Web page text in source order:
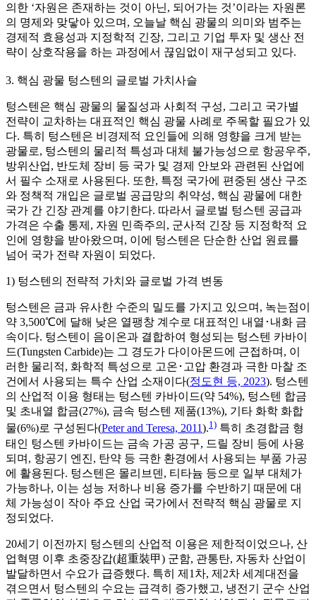
의한 ‘자원은 존재하는 것이 아닌, 되어가는 것’이라는 자원론
의 명제와 맞닿아 있으며, 오늘날 핵심 광물의 의미와 범주는
경제적 효용성과 지정학적 긴장, 그리고 기업 투자 및 생산 전
략이 상호작용을 하는 과정에서 끊임없이 재구성되고 있다.
3. 핵심 광물 텅스텐의 글로벌 가치사슬
텅스텐은 핵심 광물의 물질성과 사회적 구성, 그리고 국가별
전략이 교차하는 대표적인 핵심 광물 사례로 주목할 필요가 있
다. 특히 텅스텐은 비경제적 요인들에 의해 영향을 크게 받는
광물로, 텅스텐의 물리적 특성과 대체 불가능성으로 항공우주,
방위산업, 반도체 장비 등 국가 및 경제 안보와 관련된 산업에
서 필수 소재로 사용된다. 또한, 특정 국가에 편중된 생산 구조
와 정책적 개입은 글로벌 공급망의 취약성, 핵심 광물에 대한
국가 간 긴장 관계를 야기한다. 따라서 글로벌 텅스텐 공급과
가격은 수출 통제, 자원 민족주의, 군사적 긴장 등 지정학적 요
인에 영향을 받아왔으며, 이에 텅스텐은 단순한 산업 원료를
넘어 국가 전략 자원이 되었다.
1) 텅스텐의 전략적 가치와 글로벌 가격 변동
텅스텐은 금과 유사한 수준의 밀도를 가지고 있으며, 녹는점이
약 3,500℃에 달해 낮은 열팽창 계수로 대표적인 내열･내화 금
속이다. 텅스텐이 음이온과 결합하여 형성되는 텅스텐 카바이
드(Tungsten Carbide)는 그 경도가 다이아몬드에 근접하며, 이
러한 물리적, 화학적 특성으로 고온･고압 환경과 극한 마찰 조
건에서 사용되는 특수 산업 소재이다(정도현 등, 2023). 텅스텐
의 산업적 이용 형태는 텅스텐 카바이드(약 54%), 텅스텐 합금
및 초내열 합금(27%), 금속 텅스텐 제품(13%), 기타 화학 화합
물(6%)로 구성된다(Peter and Teresa, 2011).1) 특히 초경합금 형
태인 텅스텐 카바이드는 금속 가공 공구, 드릴 장비 등에 사용
되며, 항공기 엔진, 탄약 등 극한 환경에서 사용되는 부품 가공
에 활용된다. 텅스텐은 몰리브덴, 티타늄 등으로 일부 대체가
가능하나, 이는 성능 저하나 비용 증가를 수반하기 때문에 대
체 가능성이 작아 주요 산업 국가에서 전략적 핵심 광물로 지
정되었다.
20세기 이전까지 텅스텐의 산업적 이용은 제한적이었으나, 산
업혁명 이후 초중장갑(超重裝甲) 군함, 관통탄, 자동차 산업이
발달하면서 수요가 급증했다. 특히 제1차, 제2차 세계대전을
겪으면서 텅스텐의 수요는 급격히 증가했고, 냉전기 군수 산업